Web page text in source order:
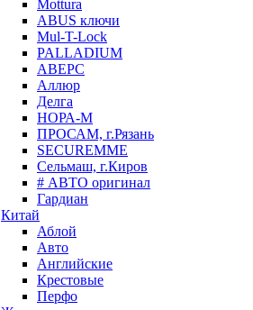
Mottura
ABUS ключи
Mul-T-Lock
PALLADIUM
АВЕРС
Аллюр
Делга
НОРА-М
ПРОСАМ, г.Рязань
SECUREMME
Сельмаш, г.Киров
# АВТО оригинал
Гардиан
Китай
Аблой
Авто
Английские
Крестовые
Перфо